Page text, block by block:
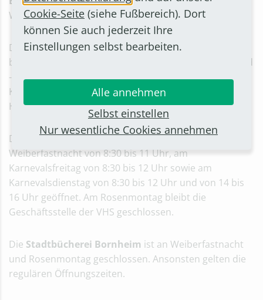
Weiberfastnacht und am Rosenmontag geschlossen.
DasHallenfreizeitbadist an Weiberfastnacht von 8:30
bis 11 Uhr geöffnet. Am Karnevalsfreitag, -samstag und
-dienstag gelten die regulären Öffnungszeiten. Am
Karnevalssonntag und am Rosenmontag bleibt das
Hallenfreizeitbad geschlossen.
Die Volkshochschule Bornheim/Alfterhat an
Weiberfastnacht von 8:30 bis 11 Uhr, am
Karnevalsfreitag von 8:30 bis 12 Uhr sowie am
Karnevalsdienstag von 8:30 bis 12 Uhr und von 14 bis
16 Uhr geöffnet. Am Rosenmontag bleibt die
Geschäftsstelle der VHS geschlossen.
Die Stadtbücherei Bornheim ist an Weiberfastnacht
und Rosenmontag geschlossen. Ansonsten gelten die
regulären Öffnungszeiten.
Cookie-Seite (siehe Fußbereich). Dort
können Sie auch jederzeit Ihre
Einstellungen selbst bearbeiten.
Alle annehmen
Selbst einstellen
Nur wesentliche Cookies annehmen